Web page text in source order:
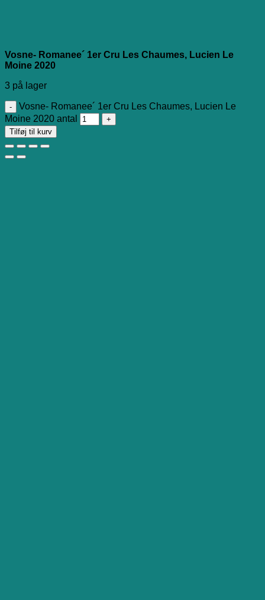
Vosne- Romanee´ 1er Cru Les Chaumes, Lucien Le
Moine 2020
3 på lager
Vosne- Romanee´ 1er Cru Les Chaumes, Lucien Le
Moine 2020 antal
Tilføj til kurv